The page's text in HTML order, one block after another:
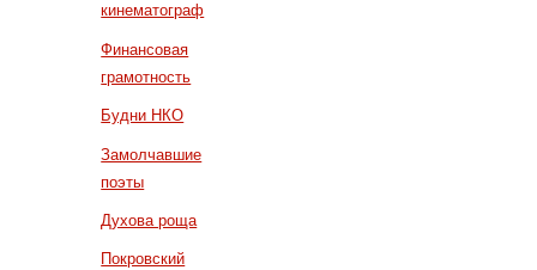
кинематограф
Финансовая
грамотность
Будни НКО
Замолчавшие
поэты
Духова роща
Покровский